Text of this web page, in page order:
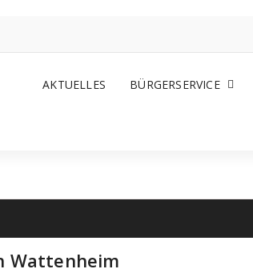
AKTUELLES BÜRGERSERVICE
Wattenheim